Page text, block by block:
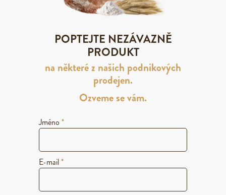
POPTEJTE NEZÁVAZNĚ
PRODUKT
na některé z našich podnikových
prodejen.
Ozveme se vám.
Jméno *
E-mail*